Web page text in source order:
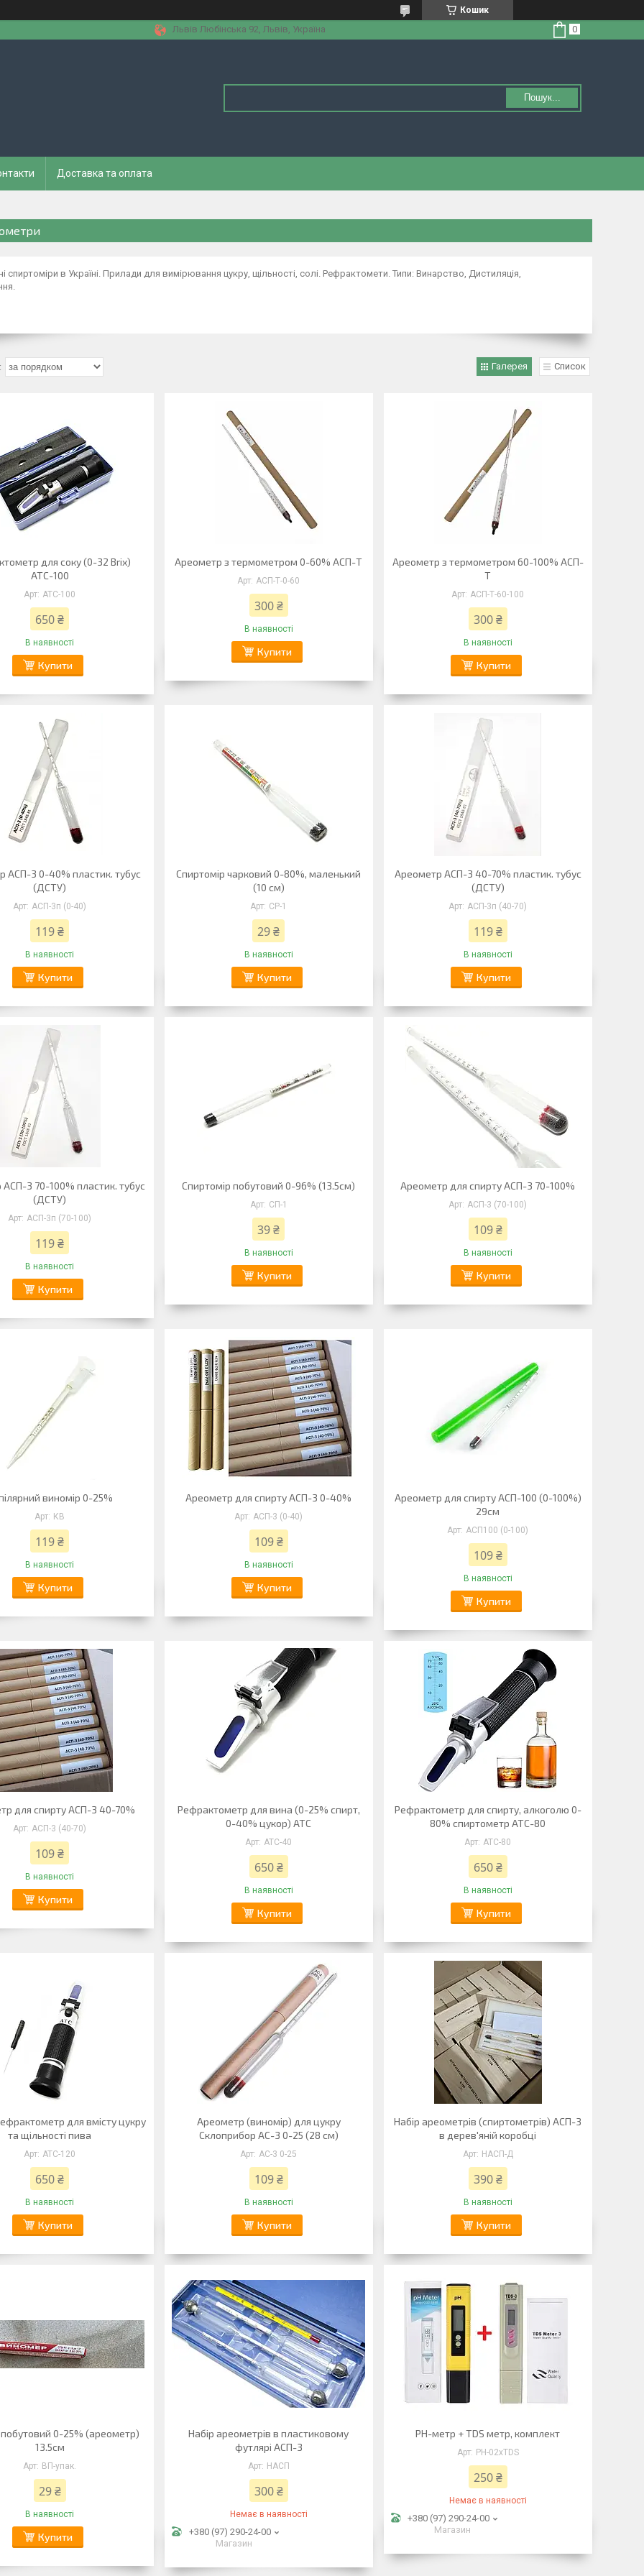
Кошик
Львів Любінська 92, Львів, Україна
Пошук...
Доставка та оплата
спиртоміри в Україні. Прилади для вимірювання цукру, щільності, солі. Рефрактомети. Типи: Винарство, Дистиляція,
Галерея Список
для соку (0-32 Brix)
АТС-100
АТС-100
650 ₴
В наявності
Купити
Ареометр з термометром 0-60% АСП-Т
АСП-Т-0-60
300 ₴
В наявності
Купити
Ареометр з термометром 60-100% АСП-
Т
АСП-Т-60-100
300 ₴
В наявності
Купити
АСП-3 0-40% пластик. тубус
(ДСТУ)
АСП-3п (0-40)
119 ₴
В наявності
Купити
Спиртомір чарковий 0-80%, маленький
(10 см)
СР-1
29 ₴
В наявності
Купити
Ареометр АСП-3 40-70% пластик. тубус
(ДСТУ)
АСП-3п (40-70)
119 ₴
В наявності
Купити
3 70-100% пластик. тубус
(ДСТУ)
АСП-3п (70-100)
119 ₴
В наявності
Купити
Спиртомір побутовий 0-96% (13.5см)
СП-1
39 ₴
В наявності
Купити
Ареометр для спирту АСП-3 70-100%
АСП-3 (70-100)
109 ₴
В наявності
Купити
виномір 0-25%
КВ
119 ₴
В наявності
Купити
Ареометр для спирту АСП-3 0-40%
АСП-3 (0-40)
109 ₴
В наявності
Купити
Ареометр для спирту АСП-100 (0-100%)
29см
АСП100 (0-100)
109 ₴
В наявності
Купити
для спирту АСП-3 40-70%
АСП-3 (40-70)
109 ₴
В наявності
Купити
Рефрактометр для вина (0-25% спирт,
0-40% цукор) АТС
АТС-40
650 ₴
В наявності
Купити
Рефрактометр для спирту, алкоголю 0-
80% спиртометр ATC-80
АТС-80
650 ₴
В наявності
Купити
для вмісту цукру
та щільності пива
АТС-120
650 ₴
В наявності
Купити
Ареометр (виномір) для цукру
Склоприбор АС-3 0-25 (28 см)
АС-3 0-25
109 ₴
В наявності
Купити
Набір ареометрів (спиртометрів) АСП-3
в дерев'яній коробці
НАСП-Д
390 ₴
В наявності
Купити
0-25% (ареометр)
13.5см
ВП-упак.
29 ₴
В наявності
Купити
Набір ареометрів в пластиковому
футлярі АСП-3
НАСП
300 ₴
Немає в наявності
+380 (97) 290-24-00
Магазин
PH-метр + TDS метр, комплект
PH-02xTDS
250 ₴
Немає в наявності
+380 (97) 290-24-00
Магазин